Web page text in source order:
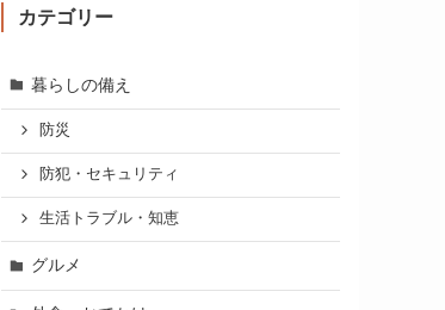
カテゴリー
暮らしの備え
防災
防犯・セキュリティ
生活トラブル・知恵
グルメ